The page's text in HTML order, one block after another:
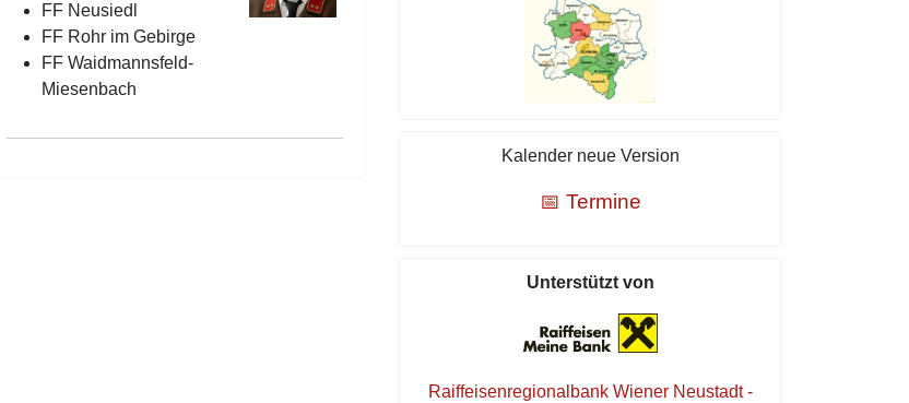
FF Neusiedl
FF Rohr im Gebirge
FF Waidmannsfeld-
Miesenbach
Kalender neue Version
📅 Termine
Unterstützt von
Raiffeisenregionalbank Wiener Neustadt -